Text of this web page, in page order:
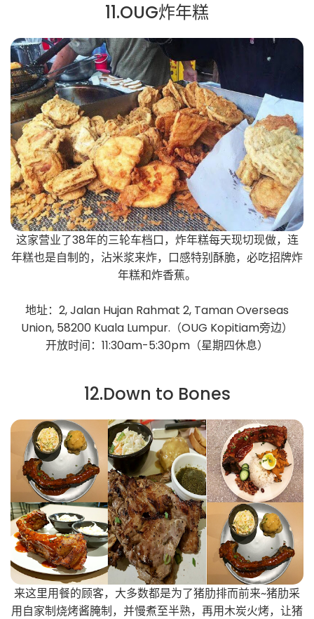
11.OUG炸年糕
这家营业了38年的三轮车档口，炸年糕每天现切现做，连
年糕也是自制的，沾米浆来炸，口感特别酥脆，必吃招牌炸
年糕和炸香蕉。
地址：2, Jalan Hujan Rahmat 2, Taman Overseas
Union, 58200 Kuala Lumpur.（OUG Kopitiam旁边）
开放时间：11:30am-5:30pm（星期四休息）
12.Down to Bones
来这里用餐的顾客，大多数都是为了猪肋排而前来~猪肋采
用自家制烧烤酱腌制，并慢煮至半熟，再用木炭火烤，让猪